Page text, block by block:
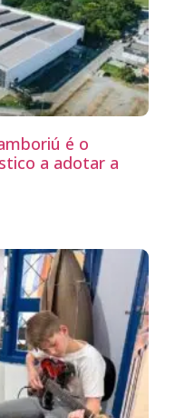
é o
a adotar a